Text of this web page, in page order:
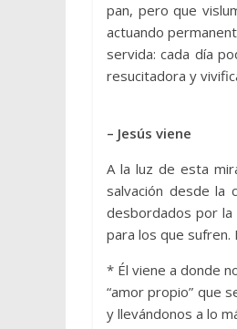
pan, pero que
actuando
servida: cada día
resucitadora y
– Jesús viene
A la luz de esta
salvación desde la
desbordados por
para los que sufren.
* Él viene a donde
“amor propio” que
y llevándonos a lo